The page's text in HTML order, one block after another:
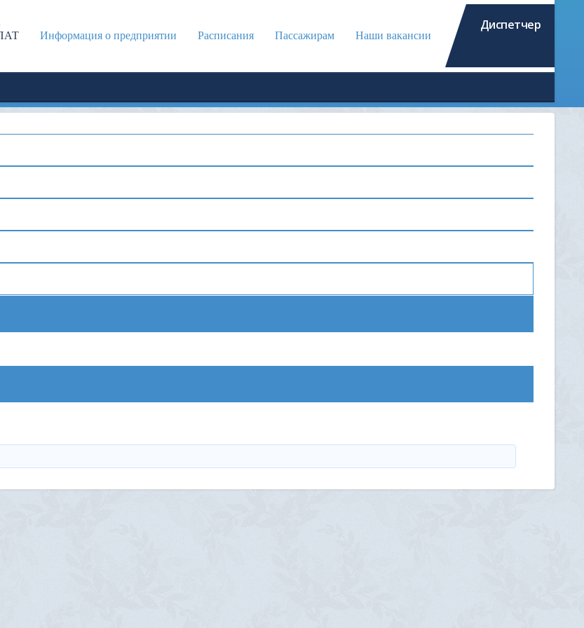
Информация о предприятии Расписания Пассажирам Наши вакансии
Диспетчер